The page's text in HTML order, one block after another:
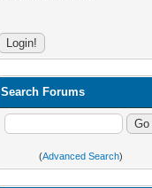
Search Forums
(Advanced Search)